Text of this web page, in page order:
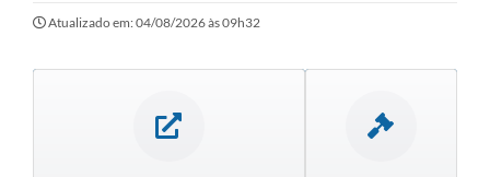
Atualizado em: 04/08/2026 às 09h32